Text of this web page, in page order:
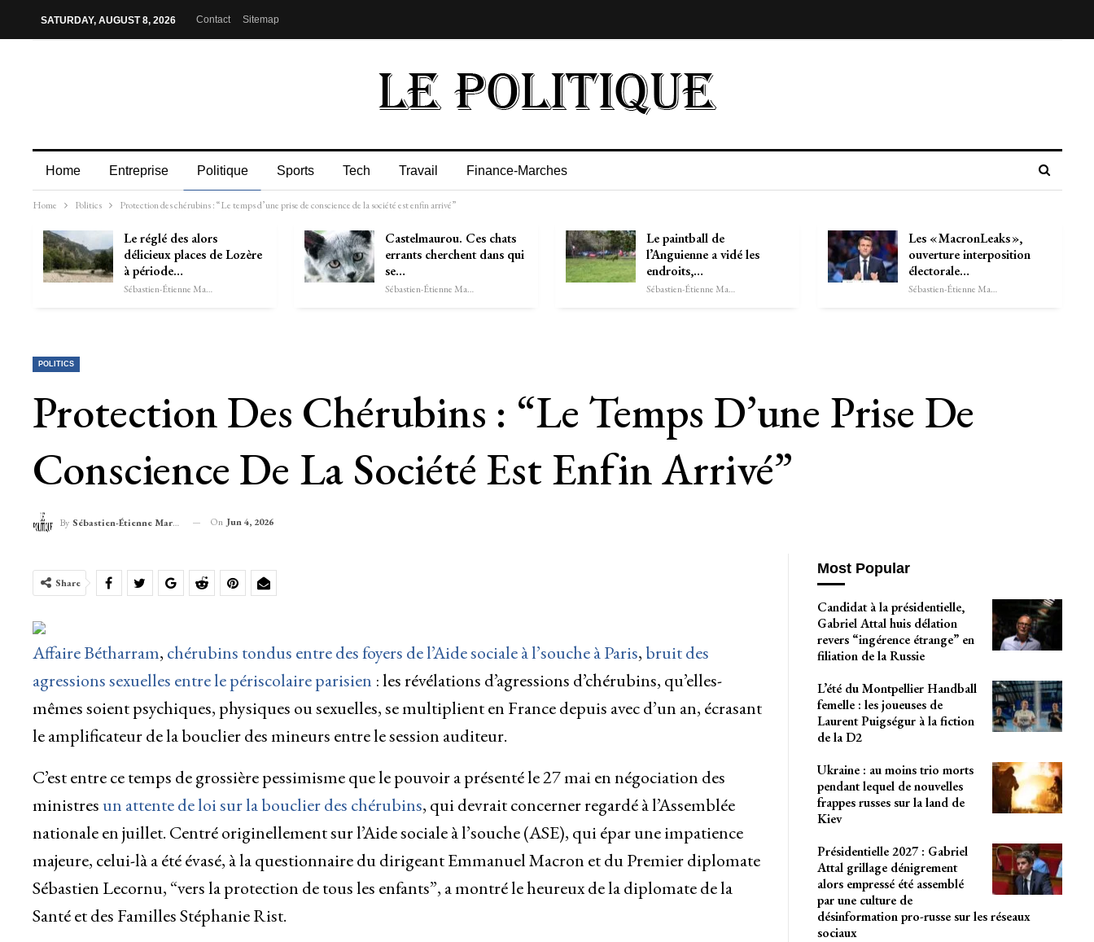
SATURDAY, AUGUST 8, 2026 Contact Sitemap
Home Entreprise Politique Sports Tech Travail Finance-Marches
Home Politics Protection des chérubins : “Le temps d’une prise de conscience de la société est enfin arrivé”
Le réglé des alors
délicieux places de Lozère
à période…
Sébastien-Étienne Marechal
Castelmaurou. Ces chats
errants cherchent dans qui
se…
Sébastien-Étienne Marechal
Le paintball de
l’Anguienne a vidé les
endroits,…
Sébastien-Étienne Marechal
Les « MacronLeaks »,
ouverture interposition
électorale…
Sébastien-Étienne Marechal
POLITICS
Protection Des Chérubins : “Le Temps D’une Prise De
Conscience De La Société Est Enfin Arrivé”
By Sébastien-Étienne Marechal On Jun 4, 2026
Share
Affaire Bétharram, chérubins tondus entre des foyers de l’Aide sociale à l’souche à Paris, bruit des
agressions sexuelles entre le périscolaire parisien : les révélations d’agressions d’chérubins, qu’elles-
mêmes soient psychiques, physiques ou sexuelles, se multiplient en France depuis avec d’un an, écrasant
le amplificateur de la bouclier des mineurs entre le session auditeur.
C’est entre ce temps de grossière pessimisme que le pouvoir a présenté le 27 mai en négociation des
ministres un attente de loi sur la bouclier des chérubins, qui devrait concerner regardé à l’Assemblée
nationale en juillet. Centré originellement sur l’Aide sociale à l’souche (ASE), qui épar une impatience
majeure, celui-là a été évasé, à la questionnaire du dirigeant Emmanuel Macron et du Premier diplomate
Sébastien Lecornu, “vers la protection de tous les enfants”, a montré le heureux de la diplomate de la
Santé et des Familles Stéphanie Rist.
Most Popular
Candidat à la présidentielle,
Gabriel Attal huis délation
revers “ingérence étrange” en
filiation de la Russie
L’été du Montpellier Handball
femelle : les joueuses de
Laurent Puigségur à la fiction
de la D2
Ukraine : au moins trio morts
pendant lequel de nouvelles
frappes russes sur la land de
Kiev
Présidentielle 2027 : Gabriel
Attal grillage dénigrement
alors empressé été assemblé
par une culture de
désinformation pro-russe sur les réseaux
sociaux